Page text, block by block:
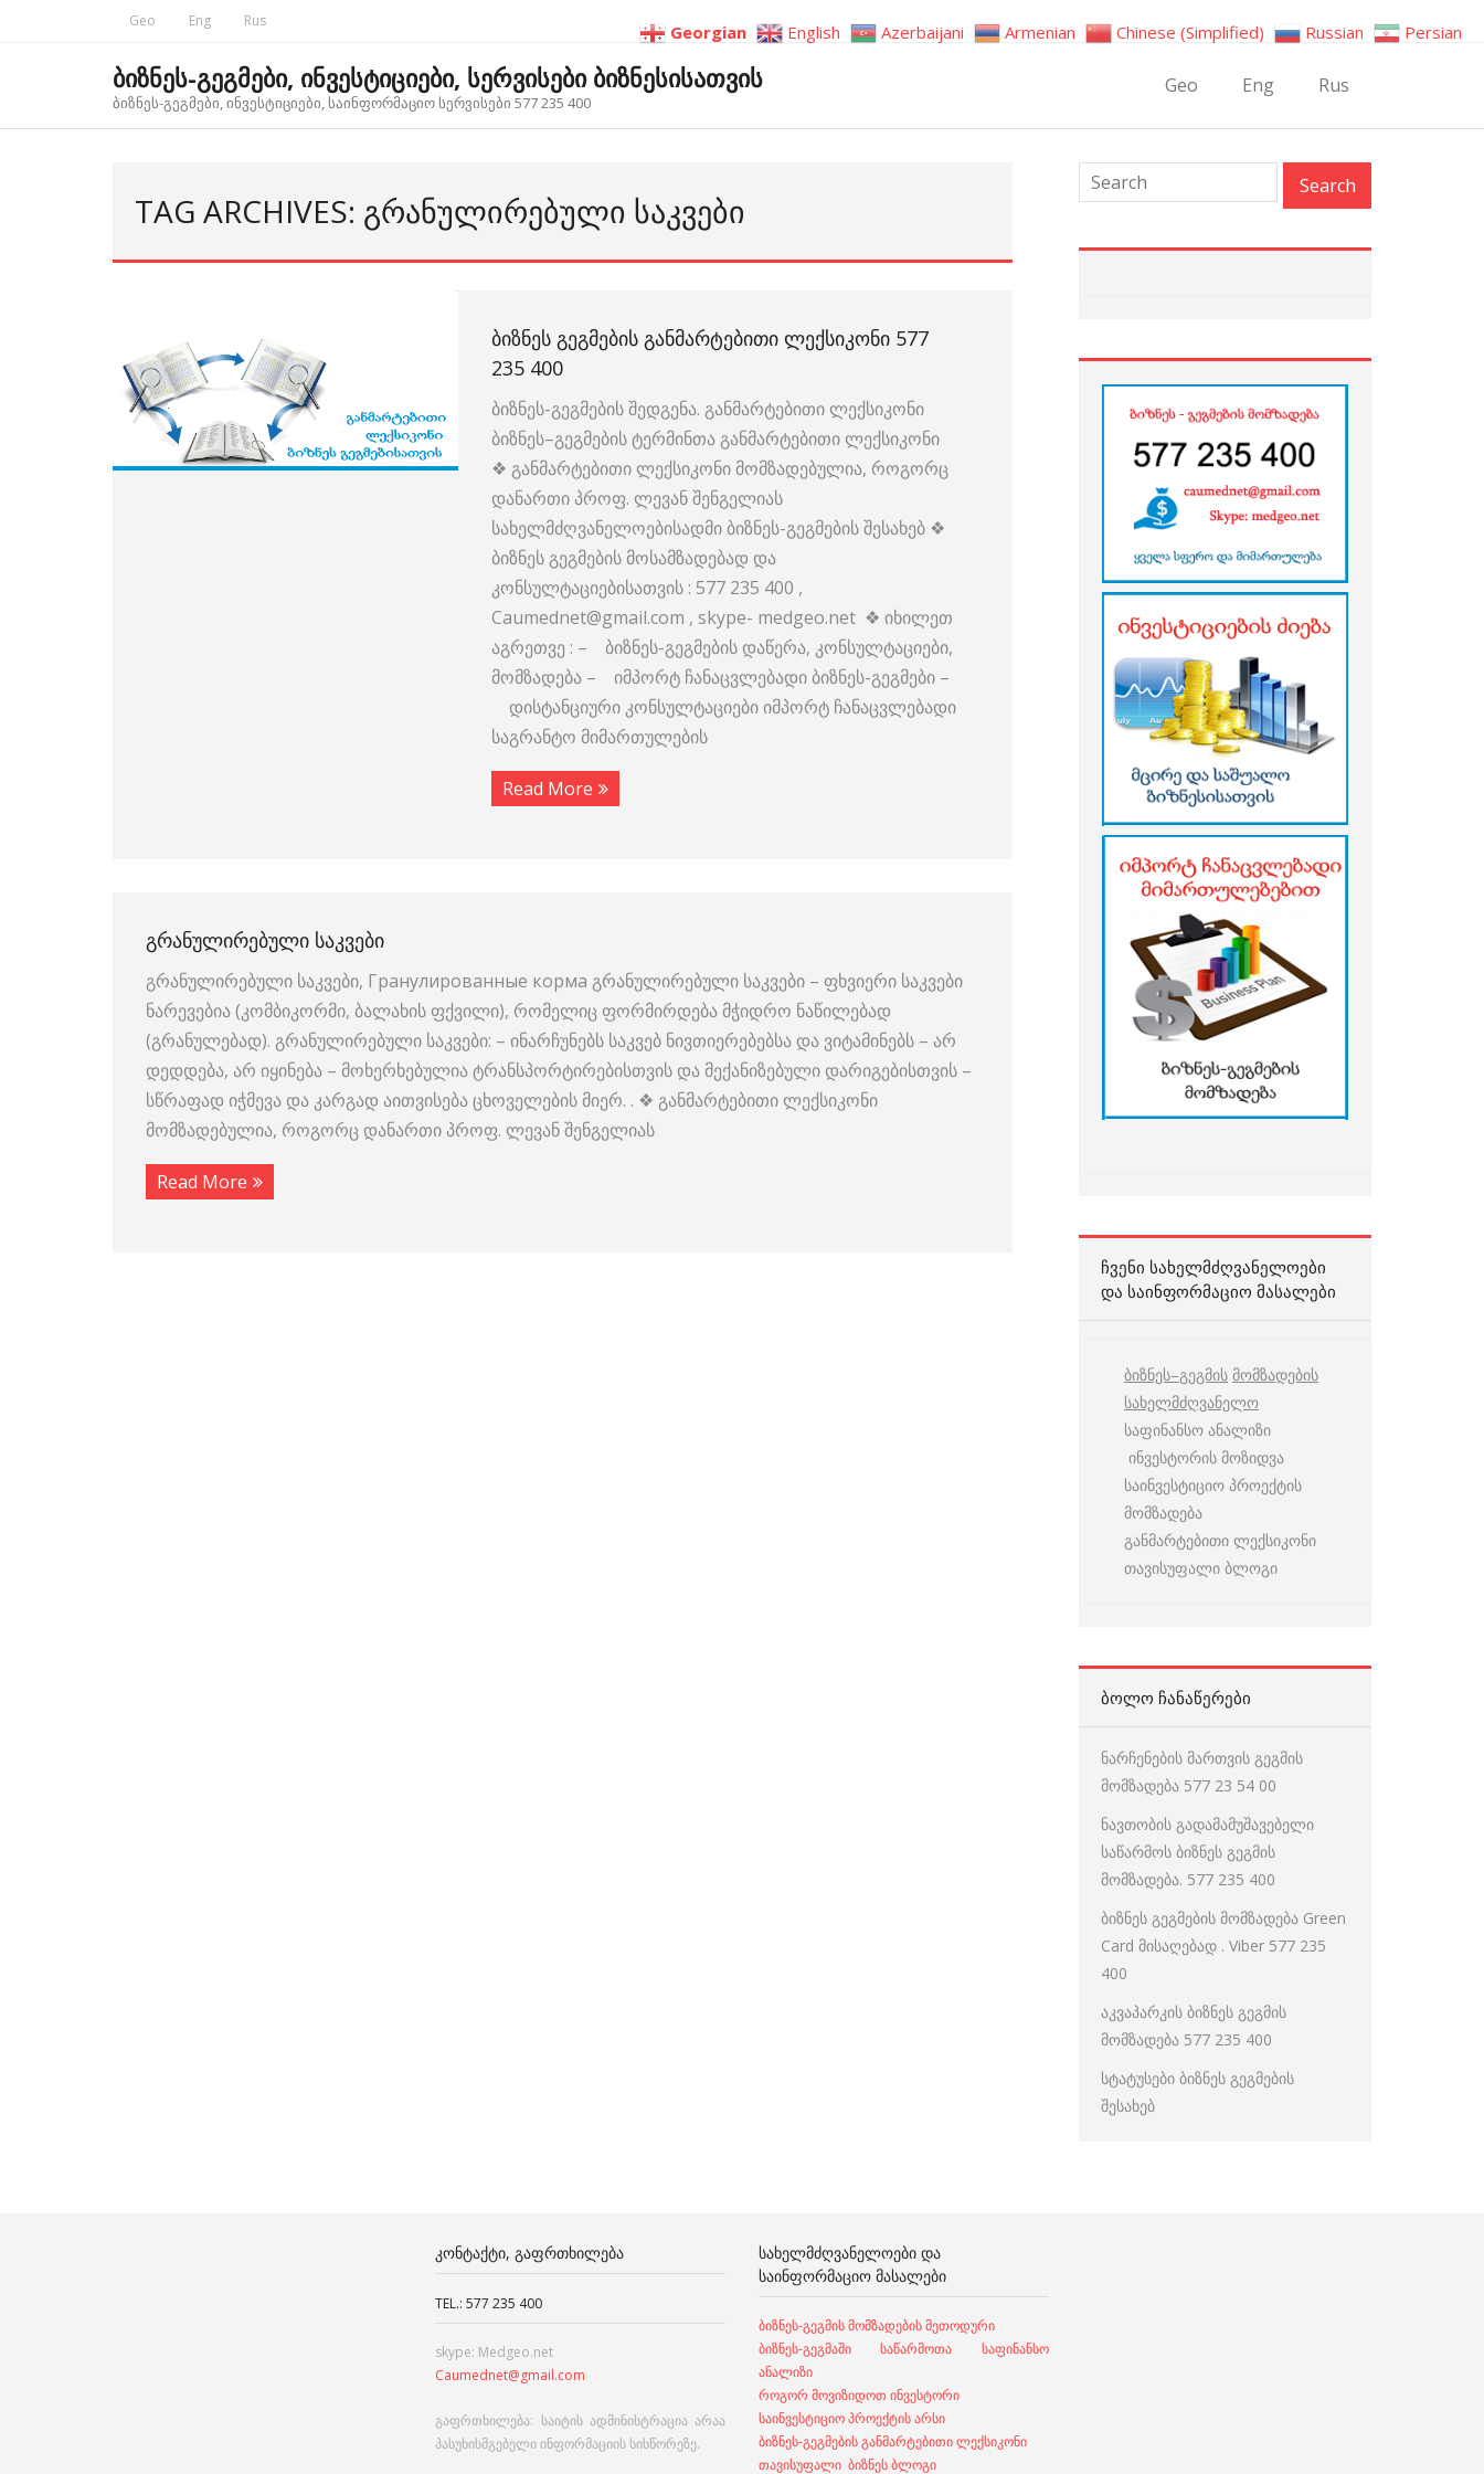
Geo Eng Rus
ბიზნეს-გეგმები, ინვესტიციები, სერვისები ბიზნესისათვის
ბიზნეს-გეგმები, ინვესტიციები, საინფორმაციო სერვისები 577 235 400
Geo Eng Rus
TAG ARCHIVES: ᲒᲠᲐᲜᲣᲚᲘᲠᲔᲑᲣᲚᲘ ᲡᲐᲙᲕᲔᲑᲘ
ᲑᲘᲖᲜᲔᲡ ᲒᲔᲒᲛᲔᲑᲘᲡ ᲒᲐᲜᲛᲐᲠᲢᲔᲑᲘᲗᲘ ᲚᲔᲥᲡᲘᲙᲝᲜᲘ 577
235 400
ბიზნეს-გეგმების შედგენა. განმარტებითი ლექსიკონი
ბიზნეს–გეგმების ტერმინთა განმარტებითი ლექსიკონი
❖ განმარტებითი ლექსიკონი მომზადებულია, როგორც
დანართი პროფ. ლევან შენგელიას
სახელმძღვანელოებისადმი ბიზნეს-გეგმების შესახებ ❖
ბიზნეს გეგმების მოსამზადებად და
კონსულტაციებისათვის : 577 235 400 ,
Caumednet@gmail.com , skype- medgeo.net ❖ იხილეთ
აგრეთვე : – ბიზნეს-გეგმების დაწერა, კონსულტაციები,
მომზადება – იმპორტ ჩანაცვლებადი ბიზნეს-გეგმები –
დისტანციური კონსულტაციები იმპორტ ჩანაცვლებადი
საგრანტო მიმართულების
Read More
ᲒᲠᲐᲜᲣᲚᲘᲠᲔᲑᲣᲚᲘ ᲡᲐᲙᲕᲔᲑᲘ
გრანულირებული საკვები, Гранулированные корма გრანულირებული საკვები – ფხვიერი საკვები
ნარევებია (კომბიკორმი, ბალახის ფქვილი), რომელიც ფორმირდება მჭიდრო ნაწილებად
(გრანულებად). გრანულირებული საკვები: – ინარჩუნებს საკვებ ნივთიერებებსა და ვიტამინებს – არ
დედდება, არ იყინება – მოხერხებულია ტრანსპორტირებისთვის და მექანიზებული დარიგებისთვის –
სწრაფად იჭმევა და კარგად აითვისება ცხოველების მიერ. . ❖ განმარტებითი ლექსიკონი
მომზადებულია, როგორც დანართი პროფ. ლევან შენგელიას
Read More
ᲩᲕᲔᲜᲘ ᲡᲐᲮᲔᲚᲛᲫᲦᲕᲐᲜᲔᲚᲝᲔᲑᲘ
ᲓᲐ ᲡᲐᲘᲜᲤᲝᲠᲛᲐᲪᲘᲝ ᲛᲐᲡᲐᲚᲔᲑᲘ
ბიზნეს–გეგმის მომზადების
სახელმძღვანელო
საფინანსო ანალიზი
ინვესტორის მოზიდვა
საინვესტიციო პროექტის
მომზადება
განმარტებითი ლექსიკონი
თავისუფალი ბლოგი
ᲑᲝᲚᲝ ᲩᲐᲜᲐᲬᲔᲠᲔᲑᲘ
ნარჩენების მართვის გეგმის
მომზადება 577 23 54 00
ნავთობის გადამამუშავებელი
საწარმოს ბიზნეს გეგმის
მომზადება. 577 235 400
ბიზნეს გეგმების მომზადება Green
Card მისაღებად . Viber 577 235
400
აკვაპარკის ბიზნეს გეგმის
მომზადება 577 235 400
სტატუსები ბიზნეს გეგმების
შესახებ
ᲙᲝᲜᲢᲐᲥᲢᲘ, ᲒᲐᲤᲠᲗᲮᲘᲚᲔᲑᲐ
TEL.: 577 235 400
skype: Medgeo.net
Caumednet@gmail.com
გაფრთხილება: საიტის ადმინისტრაცია არაა
პასუხისმგებელი ინფორმაციის სისწორეზე.
ᲡᲐᲮᲔᲚᲛᲫᲦᲕᲐᲜᲔᲚᲝᲔᲑᲘ ᲓᲐ
ᲡᲐᲘᲜᲤᲝᲠᲛᲐᲪᲘᲝ ᲛᲐᲡᲐᲚᲔᲑᲘ
ბიზნეს-გეგმის მომზადების მეთოდური
ბიზნეს-გეგმაში საწარმოთა საფინანსო
ანალიზი
როგორ მოვიზიდოთ ინვესტორი
საინვესტიციო პროექტის არსი
ბიზნეს-გეგმების განმარტებითი ლექსიკონი
თავისუფალი ბიზნეს ბლოგი
Georgian English Azerbaijani Armenian Chinese (Simplified) Russian Persian